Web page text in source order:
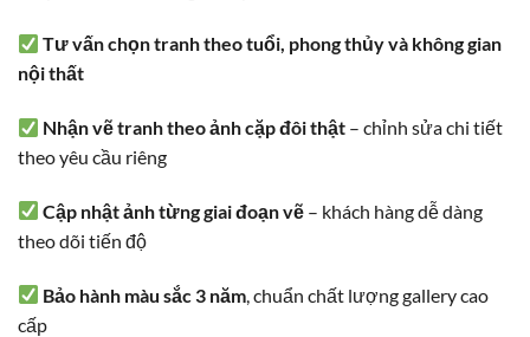
Tư vấn chọn tranh theo tuổi, phong thủy và không gian
nội thất
Nhận vẽ tranh theo ảnh cặp đôi thật – chỉnh sửa chi tiết
theo yêu cầu riêng
Cập nhật ảnh từng giai đoạn vẽ – khách hàng dễ dàng
theo dõi tiến độ
Bảo hành màu sắc 3 năm , chuẩn chất lượng gallery cao
cấp